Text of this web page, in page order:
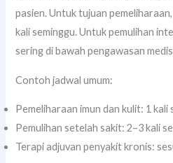
pasien. Untuk tujuan
kali seminggu. Untuk pemulihan
sering di bawah pengawasan
Contoh jadwal umum:
Pemeliharaan imun dan kulit: 1 kali
Pemulihan setelah sakit: 2–3 kali
Terapi adjuvan penyakit kronis: